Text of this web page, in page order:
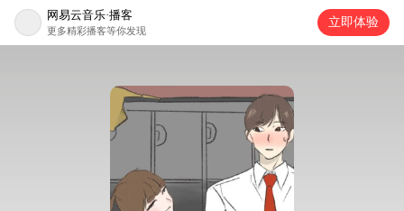
网易云音乐·播客
更多精彩播客等你发现
立即体验